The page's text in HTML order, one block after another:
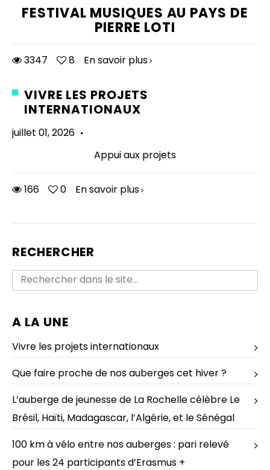
FESTIVAL MUSIQUES AU PAYS DE
PIERRE LOTI
3347 8 En savoir plus
VIVRE LES PROJETS
INTERNATIONAUX
juillet 01, 2026 ·
Appui aux projets
166 0 En savoir plus
RECHERCHER
A LA UNE
Vivre les projets internationaux
Que faire proche de nos auberges cet hiver ?
L’auberge de jeunesse de La Rochelle célèbre Le
Brésil, Haïti, Madagascar, l’Algérie, et le Sénégal
100 km à vélo entre nos auberges : pari relevé
pour les 24 participants d’Erasmus +